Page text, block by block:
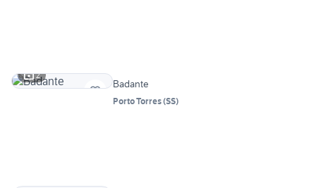
2
Badante
Porto Torres(SS)